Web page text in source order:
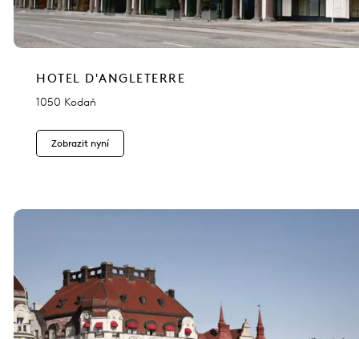
HOTEL D'ANGLETERRE
1050 Kodaň
Zobrazit nyní